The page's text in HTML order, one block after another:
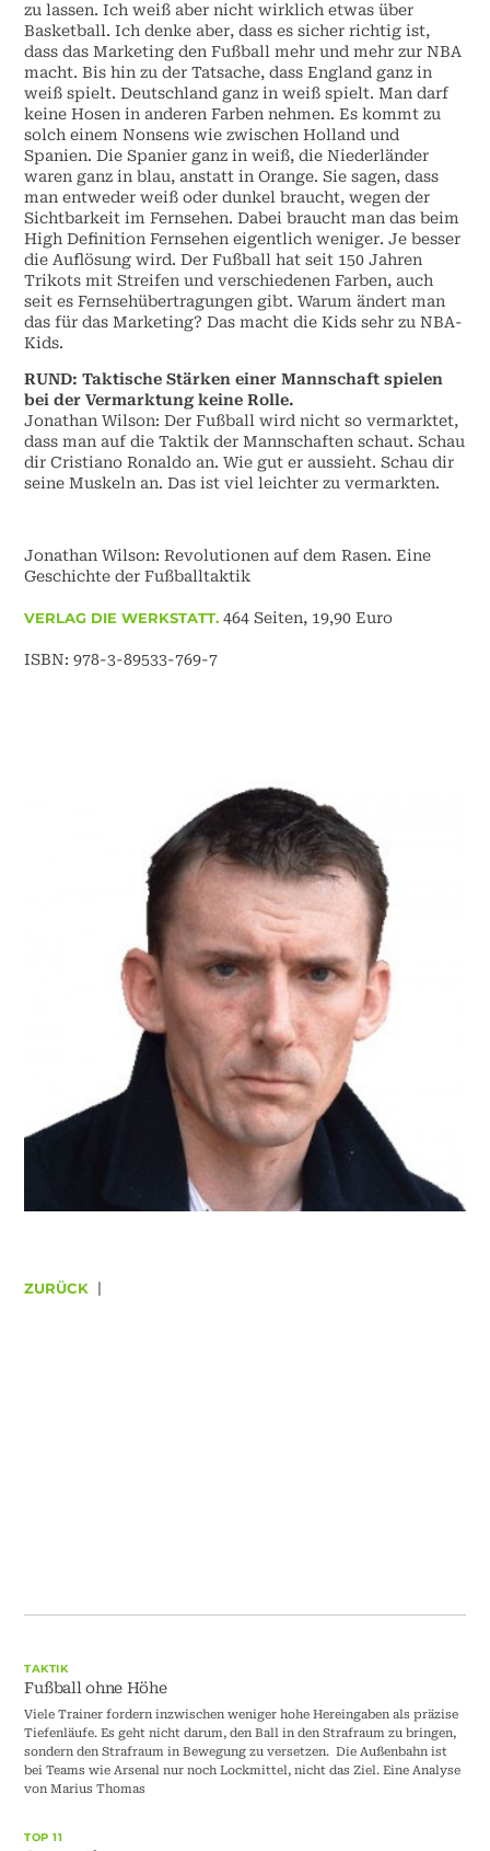
zu lassen. Ich weiß aber nicht wirklich etwas über
Basketball. Ich denke aber, dass es sicher richtig ist,
dass das Marketing den Fußball mehr und mehr zur NBA
macht. Bis hin zu der Tatsache, dass England ganz in
weiß spielt. Deutschland ganz in weiß spielt. Man darf
keine Hosen in anderen Farben nehmen. Es kommt zu
solch einem Nonsens wie zwischen Holland und
Spanien. Die Spanier ganz in weiß, die Niederländer
waren ganz in blau, anstatt in Orange. Sie sagen, dass
man entweder weiß oder dunkel braucht, wegen der
Sichtbarkeit im Fernsehen. Dabei braucht man das beim
High Definition Fernsehen eigentlich weniger. Je besser
die Auflösung wird. Der Fußball hat seit 150 Jahren
Trikots mit Streifen und verschiedenen Farben, auch
seit es Fernsehübertragungen gibt. Warum ändert man
das für das Marketing? Das macht die Kids sehr zu NBA-
Kids.
RUND: Taktische Stärken einer Mannschaft spielen
bei der Vermarktung keine Rolle.
Jonathan Wilson: Der Fußball wird nicht so vermarktet,
dass man auf die Taktik der Mannschaften schaut. Schau
dir Cristiano Ronaldo an. Wie gut er aussieht. Schau dir
seine Muskeln an. Das ist viel leichter zu vermarkten.
Jonathan Wilson: Revolutionen auf dem Rasen. Eine
Geschichte der Fußballtaktik
VERLAG DIE WERKSTATT. 464 Seiten, 19,90 Euro
ISBN: 978-3-89533-769-7
ZURÜCK |
TAKTIK
Fußball ohne Höhe
Viele Trainer fordern inzwischen weniger hohe Hereingaben als präzise
Tiefenläufe. Es geht nicht darum, den Ball in den Strafraum zu bringen,
sondern den Strafraum in Bewegung zu versetzen. Die Außenbahn ist
bei Teams wie Arsenal nur noch Lockmittel, nicht das Ziel. Eine Analyse
von Marius Thomas
TOP 11